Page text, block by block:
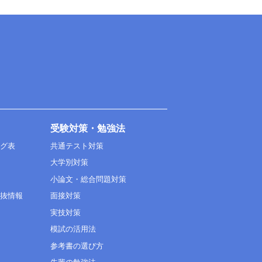
表
情報
受験対策・勉強法
共通テスト対策
大学別対策
小論文・総合問題対策
面接対策
実技対策
模試の活用法
参考書の選び方